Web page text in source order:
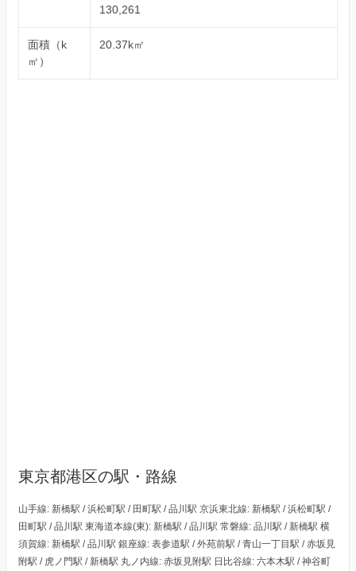
130,261
面積（k
㎡）
20.37k㎡
東京都港区の駅・路線
山手線: 新橋駅 / 浜松町駅 / 田町駅 / 品川駅 京浜東北線: 新橋駅 / 浜松町駅 /
田町駅 / 品川駅 東海道本線(東): 新橋駅 / 品川駅 常磐線: 品川駅 / 新橋駅 横
須賀線: 新橋駅 / 品川駅 銀座線: 表参道駅 / 外苑前駅 / 青山一丁目駅 / 赤坂見
附駅 / 虎ノ門駅 / 新橋駅 丸ノ内線: 赤坂見附駅 日比谷線: 六本木駅 / 神谷町